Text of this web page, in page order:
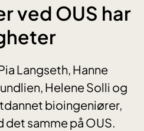
ved OUS har
Langseth, Hanne
Helene Solli og
bioingeniører,
samme på OUS.